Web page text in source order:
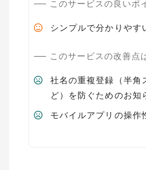
このサービスの良いポ
シンプルで分かりやす
このサービスの改善点
社名の重複登録（半角
ど）を防ぐためのお知
モバイルアプリの操作